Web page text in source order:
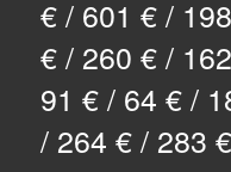
€ / 601 € /
€ / 260 € /
91 € / 64 € /
/ 264 € / 283